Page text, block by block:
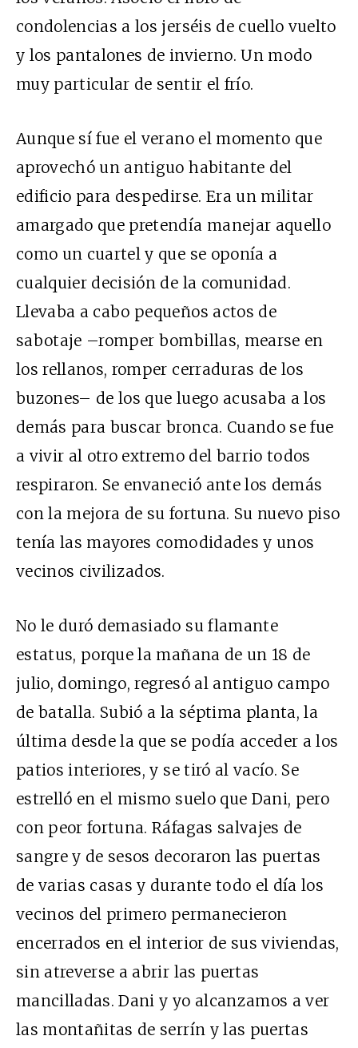
condolencias a los jerséis de cuello vuelto
y los pantalones de invierno. Un modo
muy particular de sentir el frío.
Aunque sí fue el verano el momento que
aprovechó un antiguo habitante del
edificio para despedirse. Era un militar
amargado que pretendía manejar aquello
como un cuartel y que se oponía a
cualquier decisión de la comunidad.
Llevaba a cabo pequeños actos de
sabotaje –romper bombillas, mearse en
los rellanos, romper cerraduras de los
buzones– de los que luego acusaba a los
demás para buscar bronca. Cuando se fue
a vivir al otro extremo del barrio todos
respiraron. Se envaneció ante los demás
con la mejora de su fortuna. Su nuevo piso
tenía las mayores comodidades y unos
vecinos civilizados.
No le duró demasiado su flamante
estatus, porque la mañana de un 18 de
julio, domingo, regresó al antiguo campo
de batalla. Subió a la séptima planta, la
última desde la que se podía acceder a los
patios interiores, y se tiró al vacío. Se
estrelló en el mismo suelo que Dani, pero
con peor fortuna. Ráfagas salvajes de
sangre y de sesos decoraron las puertas
de varias casas y durante todo el día los
vecinos del primero permanecieron
encerrados en el interior de sus viviendas,
sin atreverse a abrir las puertas
mancilladas. Dani y yo alcanzamos a ver
las montañitas de serrín y las puertas